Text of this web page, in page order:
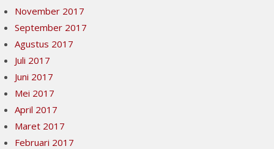
November 2017
September 2017
Agustus 2017
Juli 2017
Juni 2017
Mei 2017
April 2017
Maret 2017
Februari 2017